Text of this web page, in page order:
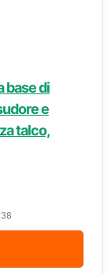
base di
e
talco,